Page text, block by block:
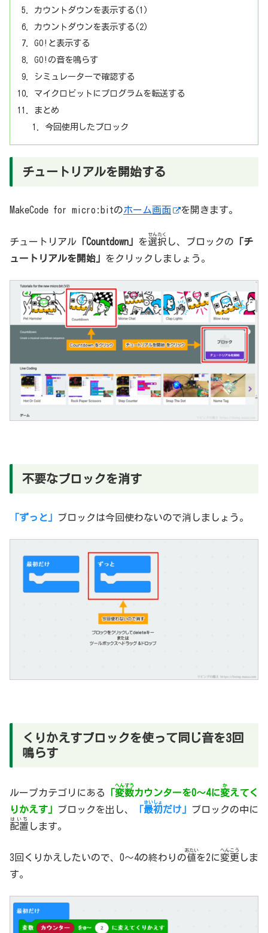
カウントダウンを表示する(1)
カウントダウンを表示する(2)
GO!と表示する
GO!の音を鳴らす
シミュレーターで確認する
マイクロビットにプログラムを転送する
まとめ
今回使用したブロック
チュートリアルを開始する
MakeCode for micro:bitのホーム画面 を開きます。
チュートリアル 「Countdown」 を選択
せんたく
し、ブロックの 「チ
ュートリアルを開始」 をクリックしましょう。
不要なブロックを消す
「ずっと」 ブロックは今回使わないので消しましょう。
くりかえすブロックを使って同じ音を3回
鳴らす
ループカテゴリにある 「変数
へんすう
カウンターを0～4に変
か
えてく
りかえす」
ブロックを出し、 「最初
さいしょ
だけ」
ブロックの中に
配置
はいち
します。
3回くりかえしたいので、0～4の終わりの値
あたい
を2に変更
へんこう
しま
す。